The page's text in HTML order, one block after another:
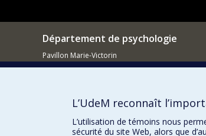
Département de psychologie
Pavillon Marie-Victorin
90, avenue Vincent d'Indy
514 343-6972L’UdeM reconnaît
L’utilisation de témoins nous
sécurité du site Web, alors que